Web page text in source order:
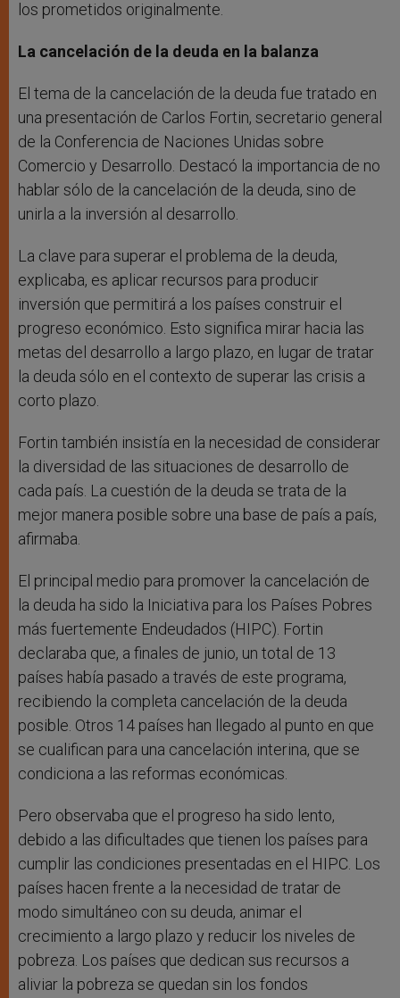
los prometidos originalmente.
La cancelación de la deuda en la balanza
El tema de la cancelación de la deuda fue tratado en
una presentación de Carlos Fortin, secretario general
de la Conferencia de Naciones Unidas sobre
Comercio y Desarrollo. Destacó la importancia de no
hablar sólo de la cancelación de la deuda, sino de
unirla a la inversión al desarrollo.
La clave para superar el problema de la deuda,
explicaba, es aplicar recursos para producir
inversión que permitirá a los países construir el
progreso económico. Esto significa mirar hacia las
metas del desarrollo a largo plazo, en lugar de tratar
la deuda sólo en el contexto de superar las crisis a
corto plazo.
Fortin también insistía en la necesidad de considerar
la diversidad de las situaciones de desarrollo de
cada país. La cuestión de la deuda se trata de la
mejor manera posible sobre una base de país a país,
afirmaba.
El principal medio para promover la cancelación de
la deuda ha sido la Iniciativa para los Países Pobres
más fuertemente Endeudados (HIPC). Fortin
declaraba que, a finales de junio, un total de 13
países había pasado a través de este programa,
recibiendo la completa cancelación de la deuda
posible. Otros 14 países han llegado al punto en que
se cualifican para una cancelación interina, que se
condiciona a las reformas económicas.
Pero observaba que el progreso ha sido lento,
debido a las dificultades que tienen los países para
cumplir las condiciones presentadas en el HIPC. Los
países hacen frente a la necesidad de tratar de
modo simultáneo con su deuda, animar el
crecimiento a largo plazo y reducir los niveles de
pobreza. Los países que dedican sus recursos a
aliviar la pobreza se quedan sin los fondos